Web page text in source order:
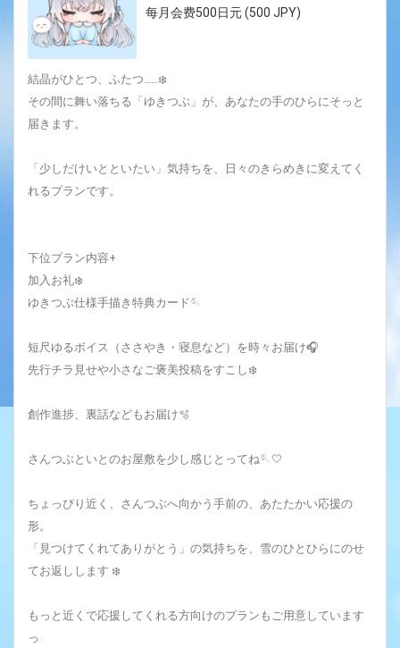
每月会费500日元 (500 JPY)
結晶がひとつ、ふたつ……❄️
その間に舞い落ちる「ゆきつぶ」が、あなたの手のひらにそっと
届きます。
「少しだけいとといたい」気持ちを、日々のきらめきに変えてく
れるプランです。
下位プラン内容+
加入お礼❄️
ゆきつぶ仕様手描き特典カード🪡
短尺ゆるボイス（ささやき・寝息など）を時々お届け🎧
先行チラ見せや小さなご褒美投稿をすこし❄️
創作進捗、裏話などもお届け🫧
さんつぶといとのお屋敷を少し感じとってね🪡🤍
ちょっぴり近く、さんつぶへ向かう手前の、あたたかい応援の
形。
「見つけてくれてありがとう」の気持ちを、雪のひとひらにのせ
てお返しします ❄️
もっと近くで応援してくれる方向けのプランもご用意しています
っ